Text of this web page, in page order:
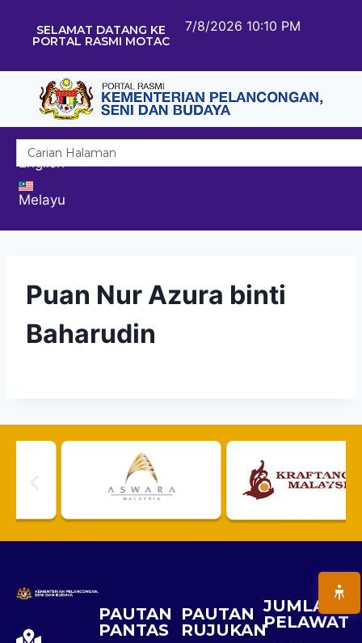
SELAMAT DATANG KE
PORTAL RASMI MOTAC
7/8/2026 10:10 PM
English
Melayu
Puan Nur Azura binti
Baharudin
PAUTAN
PANTAS
PAUTAN
RUJUKAN
JUMLAH
PELAWAT